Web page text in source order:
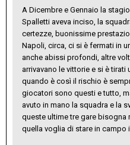
A Dicembre e Gennaio la
Spalletti aveva inciso, la
certezze, buonissime
Napoli, circa, ci si è fermati in
anche abissi profondi, altre
arrivavano le vittorie e si è tirati
quando è così il rischio è
giocatori sono questi e tutto,
avuto in mano la squadra e la
queste ultime tre gare bisogna
quella voglia di stare in campo